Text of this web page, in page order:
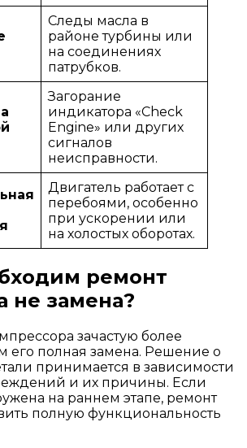
Следы масла в
районе турбины или
на соединениях
патрубков.
Загорание
индикатора «Check
Engine» или других
сигналов
неисправности.
Двигатель работает с
перебоями, особенно
при ускорении или
на холостых оборотах.
ремонт
не замена?
зачастую более
его полная замена. Решение о
принимается в зависимости
и их причины. Если
на раннем этапе, ремонт
полную функциональность